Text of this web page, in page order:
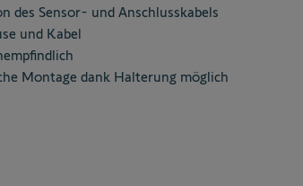
des Sensor- und Anschlusskabels
und Kabel
Montage dank Halterung möglich